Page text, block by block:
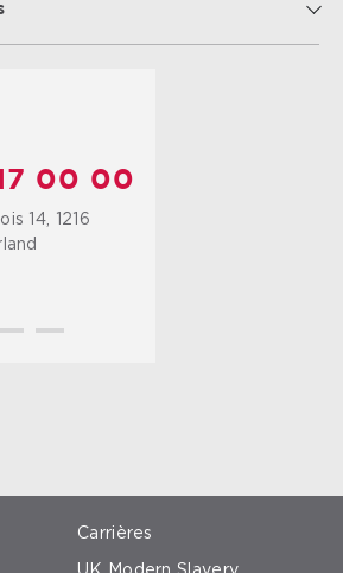
00 00
14, 1216
Carrières
UK Modern Slavery